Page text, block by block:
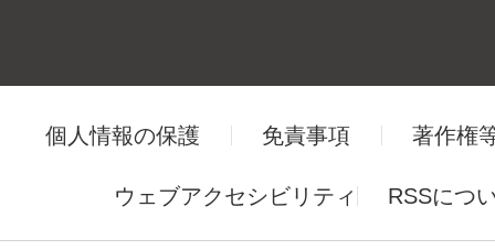
個人情報の保護 免責事項 著作権
ウェブアクセシビリティ RSSにつ